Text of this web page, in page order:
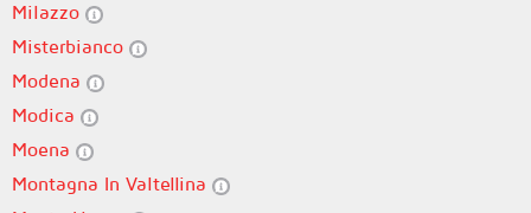
Milazzo
Misterbianco
Modena
Modica
Moena
Montagna In Valtellina